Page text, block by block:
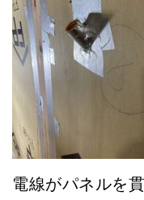
電線がパネルを